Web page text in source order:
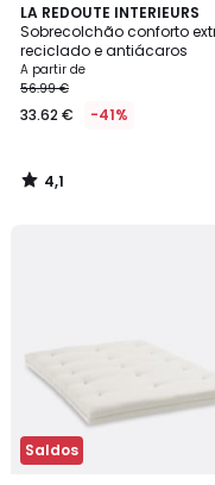
LA REDOUTE INTERIEURS
Sobrecolchão conforto
reciclado e antiácaros
A partir de
56.99 €
33.62 € -41%
4,1
/ 5
4,1
/
Saldos